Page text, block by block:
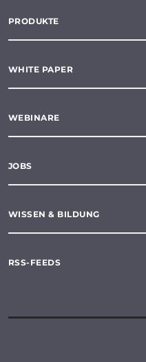
PRODUKTE
WHITE PAPER
WEBINARE
JOBS
WISSEN & BILDUNG
RSS-FEEDS